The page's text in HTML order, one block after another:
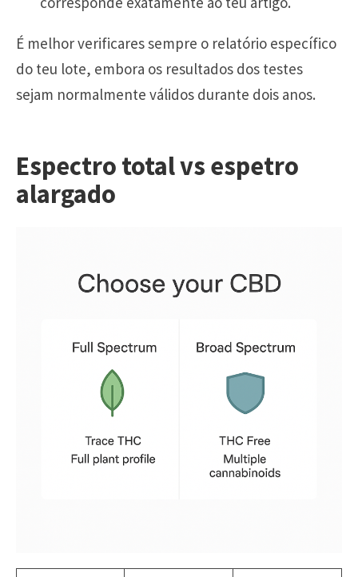
É melhor verificares sempre o relatório específico
do teu lote, embora os resultados dos testes
sejam normalmente válidos durante dois anos.
Espectro total vs espetro
alargado